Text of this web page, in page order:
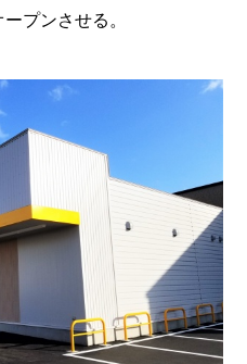
プンさせる。